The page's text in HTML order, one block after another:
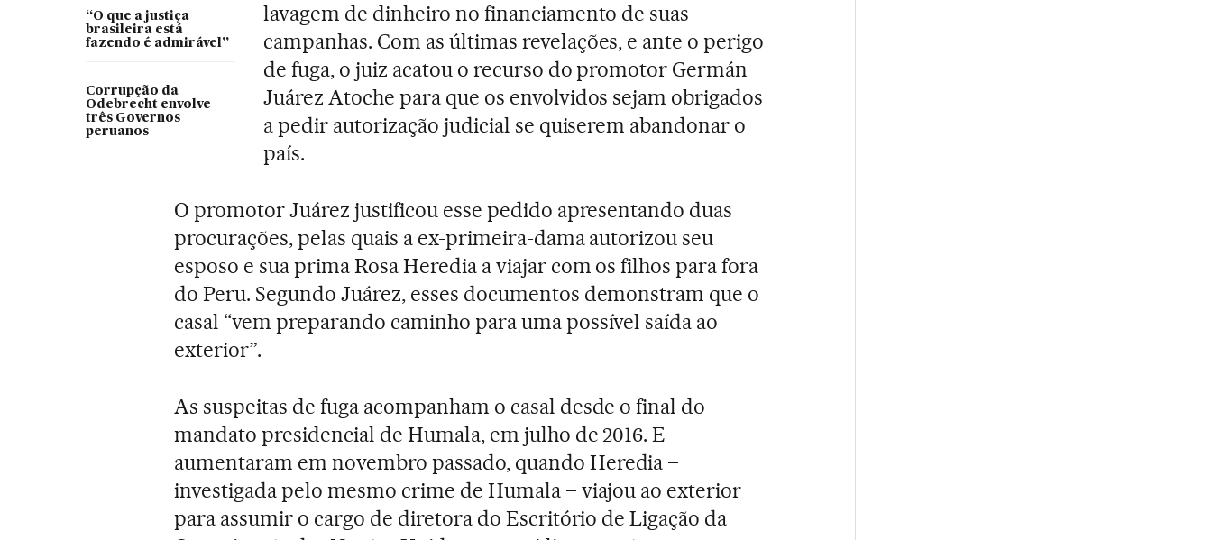
“O que a justiça
brasileira está
fazendo é admirável”
Corrupção da
Odebrecht envolve
três Governos
peruanos
lavagem de dinheiro no financiamento de suas
campanhas. Com as últimas revelações, e ante o perigo
de fuga, o juiz acatou o recurso do promotor Germán
Juárez Atoche para que os envolvidos sejam obrigados
a pedir autorização judicial se quiserem abandonar o
país.
O promotor Juárez justificou esse pedido apresentando duas
procurações, pelas quais a ex-primeira-dama autorizou seu
esposo e sua prima Rosa Heredia a viajar com os filhos para fora
do Peru. Segundo Juárez, esses documentos demonstram que o
casal “vem preparando caminho para uma possível saída ao
exterior”.
As suspeitas de fuga acompanham o casal desde o final do
mandato presidencial de Humala, em julho de 2016. E
aumentaram em novembro passado, quando Heredia –
investigada pelo mesmo crime de Humala – viajou ao exterior
para assumir o cargo de diretora do Escritório de Ligação da